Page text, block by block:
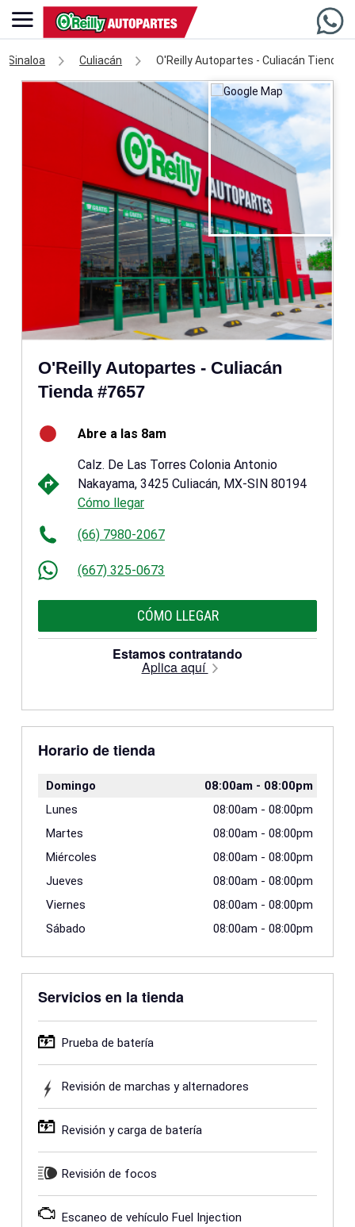
Sinaloa Culiacán O'Reilly Autopartes - Culiacán Tienda
O'Reilly Autopartes - Culiacán
Tienda #7657
Abre a las 8am
Calz. De Las Torres Colonia Antonio
Nakayama, 3425 Culiacán, MX-SIN 80194
Cómo llegar
(66) 7980-2067
(667) 325-0673
CÓMO LLEGAR
Estamos contratando
Aplica aquí
Horario de tienda
Domingo 08:00am- 08:00pm
Lunes
08:00am - 08:00pm
Martes
08:00am - 08:00pm
Miércoles
08:00am - 08:00pm
Jueves
08:00am - 08:00pm
Viernes
08:00am - 08:00pm
Sábado
08:00am - 08:00pm
Servicios en la tienda
Prueba de batería
Revisión de marchas y alternadores
Revisión y carga de batería
Revisión de focos
Escaneo de vehículo Fuel Injection